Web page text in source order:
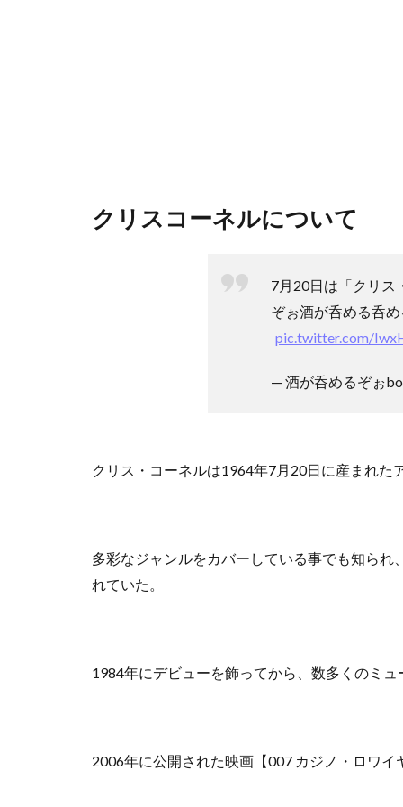
クリスコーネルについて
7月20日は「クリス
ぞぉ酒が呑める呑
pic.twitter.com/
— 酒が呑めるぞぉ
クリス・コーネルは1964年7月20日に産まれた
多彩なジャンルをカバーしている事でも知ら
れていた。
1984年にデビューを飾ってから、数多くのミ
2006年に公開された映画【007 カジノ・ロワ